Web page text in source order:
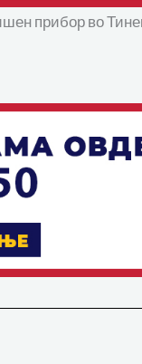
прибор во